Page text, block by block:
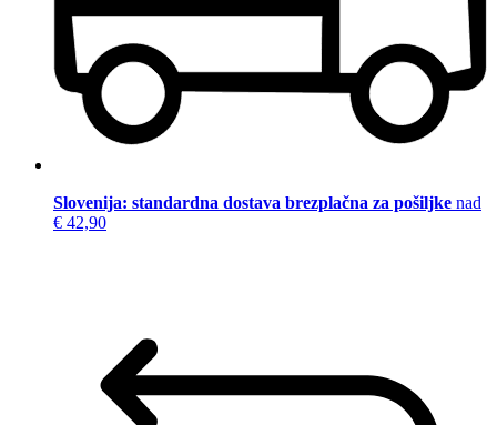
Slovenija: standardna dostava brezplačna za pošiljke nad
€ 42,90